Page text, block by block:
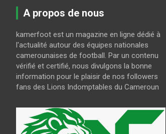
A propos de nous
kamerfoot est un magazine en ligne dédié à
l'actualité autour des équipes nationales
camerounaises de football. Par un contenu
vérifié et certifié, nous divulgons la bonne
information pour le plaisir de nos followers
fans des Lions Indomptables du Cameroun
CAN FEMININE 2026
CAN Féminine : le
programme des quarts de
août 8, 2026 kamerfoot